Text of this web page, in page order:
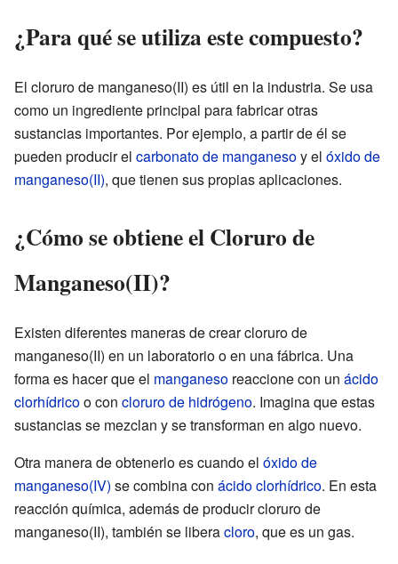
¿Para qué se utiliza este compuesto?
El cloruro de manganeso(II) es útil en la industria. Se usa
como un ingrediente principal para fabricar otras
sustancias importantes. Por ejemplo, a partir de él se
pueden producir el carbonato de manganesoy el óxido de
manganeso(II), que tienen sus propias aplicaciones.
¿Cómo se obtiene el Cloruro de
Manganeso(II)?
Existen diferentes maneras de crear cloruro de
manganeso(II) en un laboratorio o en una fábrica. Una
forma es hacer que el manganeso reaccione con un ácido
clorhídricoo con cloruro de hidrógeno. Imagina que estas
sustancias se mezclan y se transforman en algo nuevo.
Otra manera de obtenerlo es cuando el óxido de
manganeso(IV) se combina con ácido clorhídrico. En esta
reacción química, además de producir cloruro de
manganeso(II), también se liberacloro, que es un gas.